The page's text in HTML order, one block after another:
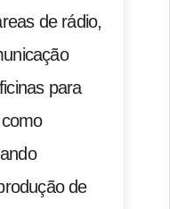
de rádio,
para
de